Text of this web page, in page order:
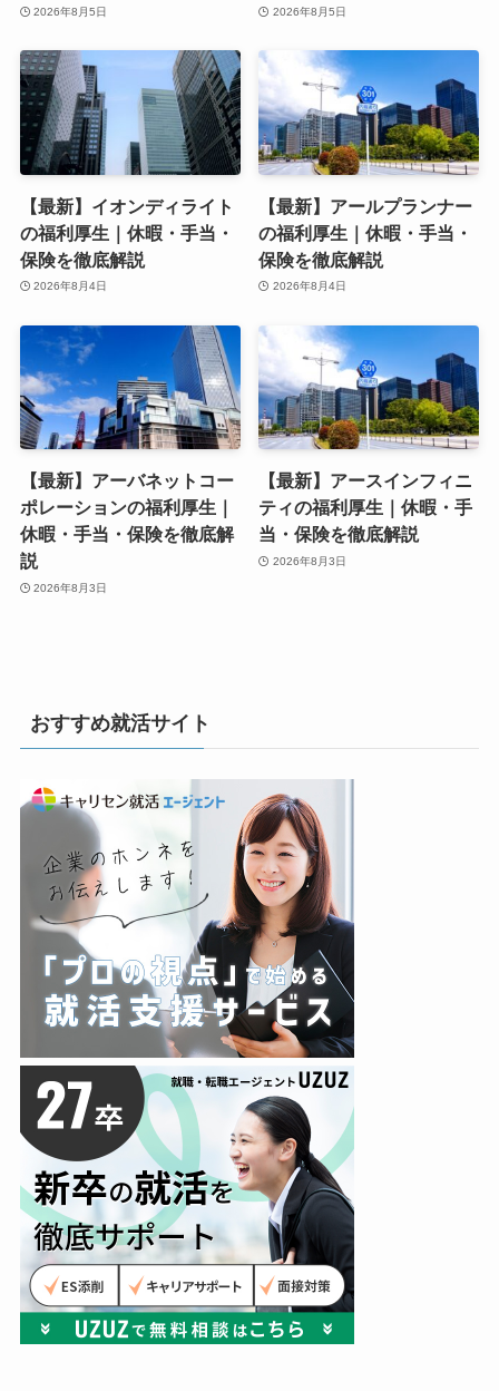
2026年8月5日 2026年8月5日
【最新】イオンディライト
の福利厚生｜休暇・手当・
保険を徹底解説
2026年8月4日
【最新】アールプランナー
の福利厚生｜休暇・手当・
保険を徹底解説
2026年8月4日
【最新】アーバネットコー
ポレーションの福利厚生｜
休暇・手当・保険を徹底解
説
2026年8月3日
【最新】アースインフィニ
ティの福利厚生｜休暇・手
当・保険を徹底解説
2026年8月3日
おすすめ就活サイト